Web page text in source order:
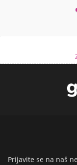
Prijavite se na naš